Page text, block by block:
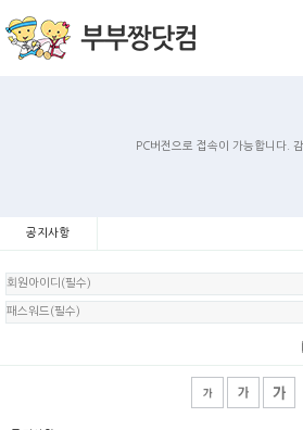
PC버전으로 접속이 가능합니다.
공지사항
회
원
로
그